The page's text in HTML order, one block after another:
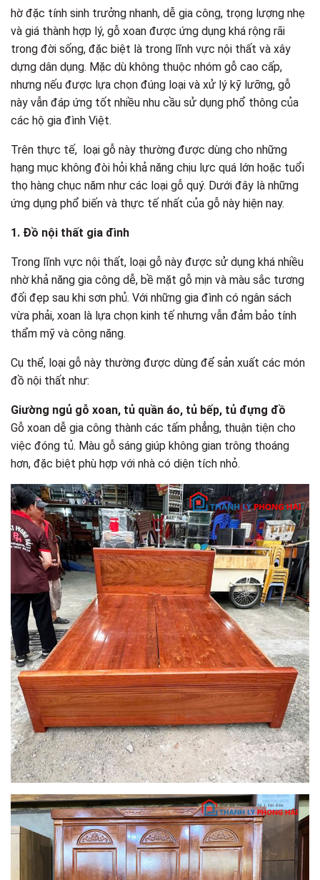
hờ đặc tính sinh trưởng nhanh, dễ gia công, trọng lượng nhẹ
và giá thành hợp lý, gỗ xoan được ứng dụng khá rộng rãi
trong đời sống, đặc biệt là trong lĩnh vực nội thất và xây
dựng dân dụng. Mặc dù không thuộc nhóm gỗ cao cấp,
nhưng nếu được lựa chọn đúng loại và xử lý kỹ lưỡng, gỗ
này vẫn đáp ứng tốt nhiều nhu cầu sử dụng phổ thông của
các hộ gia đình Việt.
Trên thực tế, loại gỗ này thường được dùng cho những
hạng mục không đòi hỏi khả năng chịu lực quá lớn hoặc tuổi
thọ hàng chục năm như các loại gỗ quý. Dưới đây là những
ứng dụng phổ biến và thực tế nhất của gỗ này hiện nay.
1. Đồ nội thất gia đình
Trong lĩnh vực nội thất, loại gỗ này được sử dụng khá nhiều
nhờ khả năng gia công dễ, bề mặt gỗ mịn và màu sắc tương
đối đẹp sau khi sơn phủ. Với những gia đình có ngân sách
vừa phải, xoan là lựa chọn kinh tế nhưng vẫn đảm bảo tính
thẩm mỹ và công năng.
Cụ thể, loại gỗ này thường được dùng để sản xuất các món
đồ nội thất như:
Giường ngủ gỗ xoan, tủ quần áo, tủ bếp, tủ đựng đồ
Gỗ xoan dễ gia công thành các tấm phẳng, thuận tiện cho
việc đóng tủ. Màu gỗ sáng giúp không gian trông thoáng
hơn, đặc biệt phù hợp với nhà có diện tích nhỏ.